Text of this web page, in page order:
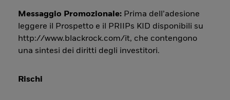
Messaggio Promozionale: Prima dell’adesione
leggere il Prospetto e il PRIIPs KID disponibili su
http://www.blackrock.com/it, che contengono
una sintesi dei diritti degli investitori.
Rischi